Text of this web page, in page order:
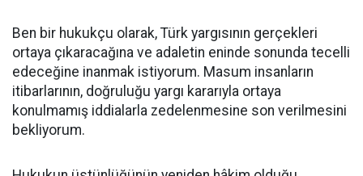
Ben bir hukukçu olarak, Türk yargısının gerçekleri
ortaya çıkaracağına ve adaletin eninde sonunda tecelli
edeceğine inanmak istiyorum. Masum insanların
itibarlarının, doğruluğu yargı kararıyla ortaya
konulmamış iddialarla zedelenmesine son verilmesini
bekliyorum.